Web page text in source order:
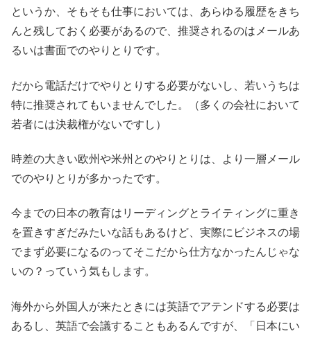
というか、そもそも仕事においては、あらゆる履歴をきち
んと残しておく必要があるので、推奨されるのはメールあ
るいは書面でのやりとりです。
だから電話だけでやりとりする必要がないし、若いうちは
特に推奨されてもいませんでした。（多くの会社において
若者には決裁権がないですし）
時差の大きい欧州や米州とのやりとりは、より一層メール
でのやりとりが多かったです。
今までの日本の教育はリーディングとライティングに重き
を置きすぎだみたいな話もあるけど、実際にビジネスの場
でまず必要になるのってそこだから仕方なかったんじゃな
いの？っていう気もします。
海外から外国人が来たときには英語でアテンドする必要は
あるし、英語で会議することもあるんですが、「日本にい